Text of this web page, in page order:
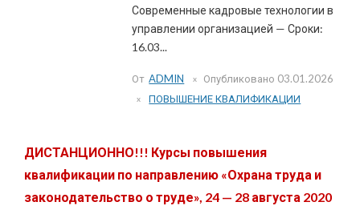
Современные кадровые технологии в
управлении организацией — Сроки:
16.03...
От ADMIN Опубликовано 03.01.2026
ПОВЫШЕНИЕ КВАЛИФИКАЦИИ
ДИСТАНЦИОННО!!! Курсы повышения
квалификации по направлению «Охрана труда и
законодательство о труде», 24 — 28 августа 2020